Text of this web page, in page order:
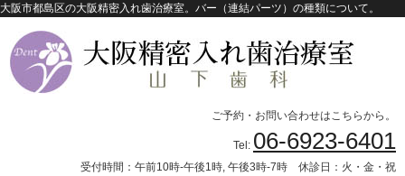
大阪市都島区の大阪精密入れ歯治療室。バー（連結パーツ）の種類について。
ご予約・お問い合わせはこちらから。
Tel: 06-6923-6401
受付時間：午前10時-午後1時, 午後3時-7時 休診日：火・金・祝